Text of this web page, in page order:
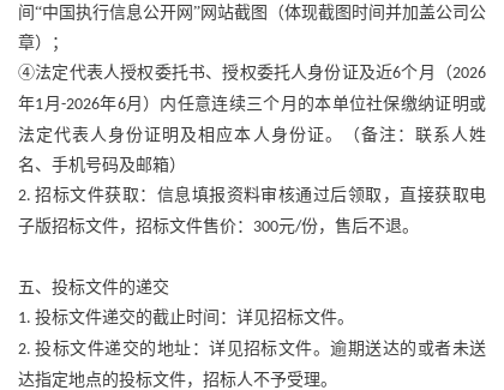
间“中国执行信息公开网”网站截图（体现截图时间并加盖公司公
章）；
④法定代表人授权委托书、授权委托人身份证及近6个月（2026
年1月 -2026年6月）内任意连续三个月的本单位社保缴纳证明或
法定代表人身份证明及相应本人身份证。（备注：联系人姓
名、手机号码及邮箱）
2.招标文件获取：信息填报资料审核通过后领取，直接获取电
子版招标文件，招标文件售价： 300元/份，售后不退。
五、投标文件的递交
1. 投标文件递交的截止时间：详见招标文件。
2.投标文件递交的地址：详见招标文件。逾期送达的或者未送
达指定地点的投标文件，招标人不予受理。